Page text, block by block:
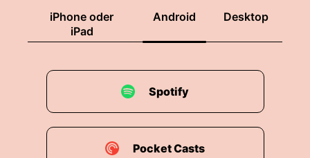
iPhone oder
iPad
Android Desktop
Spotify
Pocket Casts